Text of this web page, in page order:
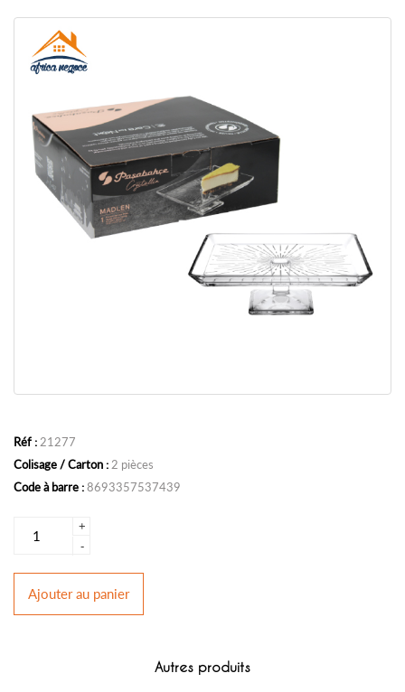
Réf : 21277
Colisage / Carton : 2 pièces
Code à barre :8693357537439
+
-
Ajouterau panier
Autres produits